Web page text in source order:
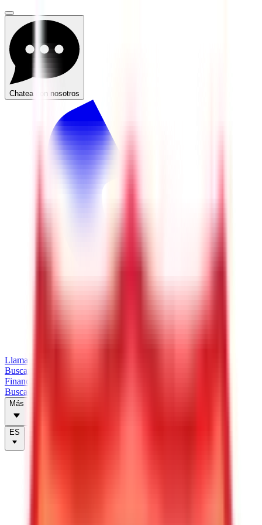
Chatea con nosotros
Llamar
Buscar tráilers
Financiación
Buscador de tiendas
Más
ES